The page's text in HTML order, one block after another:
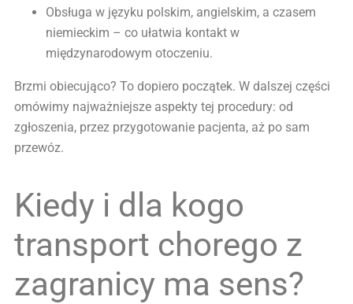
Obsługa w języku polskim, angielskim, a czasem
niemieckim – co ułatwia kontakt w
międzynarodowym otoczeniu.
Brzmi obiecująco? To dopiero początek. W dalszej części
omówimy najważniejsze aspekty tej procedury: od
zgłoszenia, przez przygotowanie pacjenta, aż po sam
przewóz.
Kiedy i dla kogo
transport chorego z
zagranicy ma sens?